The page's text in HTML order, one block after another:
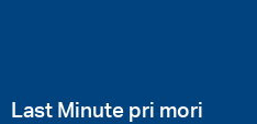
Last Minute pri mori